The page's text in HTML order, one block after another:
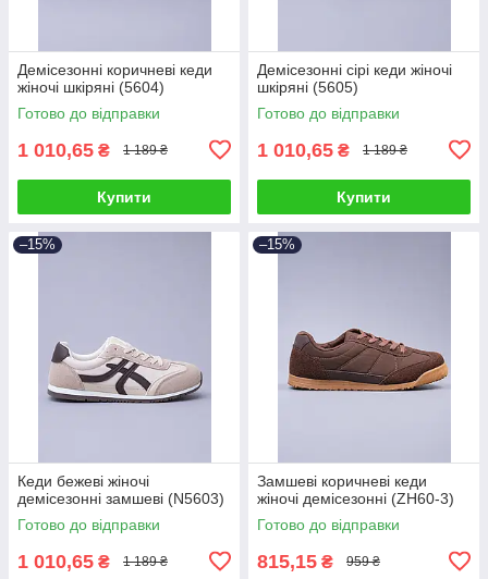
Демісезонні коричневі кеди
жіночі шкіряні (5604)
Готово до відправки
1 010,65 ₴ 1 189 ₴
Купити
Демісезонні сірі кеди жіночі
шкіряні (5605)
Готово до відправки
1 010,65 ₴ 1 189 ₴
Купити
–15%
Кеди бежеві жіночі
демісезонні замшеві (N5603)
Готово до відправки
1 010,65 ₴ 1 189 ₴
–15%
Замшеві коричневі кеди
жіночі демісезонні (ZH60-3)
Готово до відправки
815,15 ₴ 959 ₴